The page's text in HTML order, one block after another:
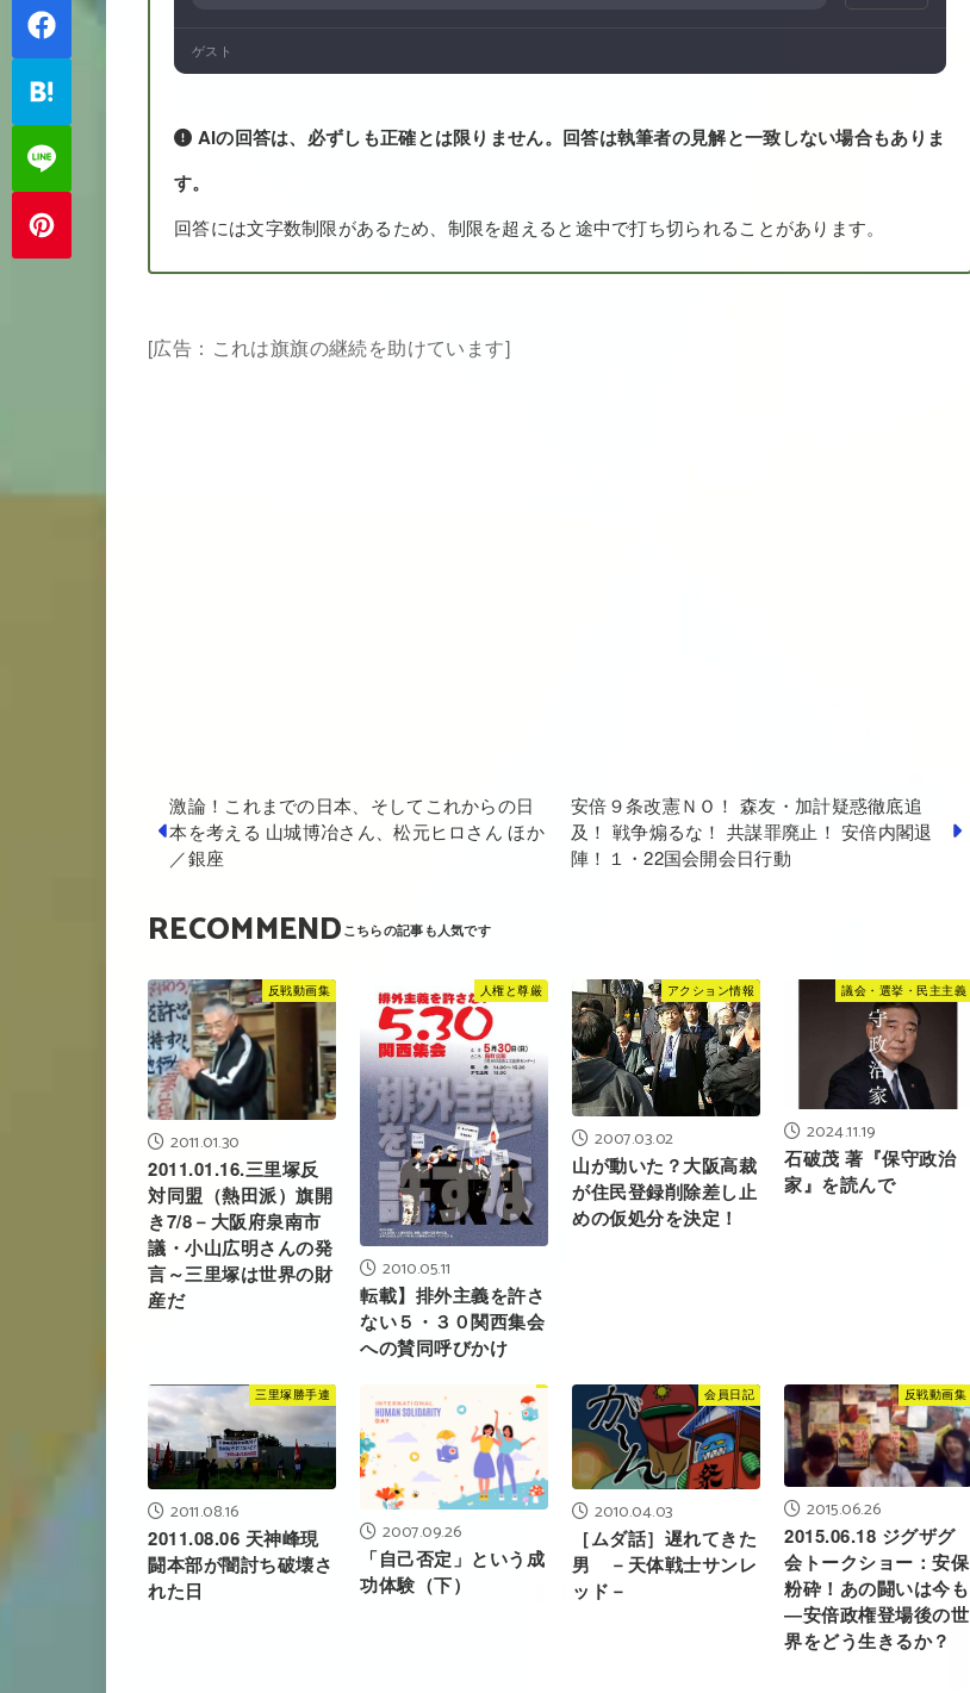
ゲスト
AIの回答は、必ずしも正確とは限りません。回答は執筆者の見解と一致しない場合もありま
す。
回答には文字数制限があるため、制限を超えると途中で打ち切られることがあります。
[広告：これは旗旗の継続を助けています]
安倍９条改憲ＮＯ！ 森友・加計疑惑徹底追
及！ 戦争煽るな！ 共謀罪廃止！ 安倍内閣退
陣！１・22国会開会日行動
激論！これまでの日本、そしてこれからの日
本を考える 山城博冶さん、松元ヒロさん ほか
／銀座
RECOMMEND
反戦動画集
2011.01.30
2011.01.16.三里塚反
対同盟（熱田派）旗開
き7/8－大阪府泉南市
議・小山広明さんの発
言～三里塚は世界の財
産だ
人権と尊厳
2010.05.11
転載】排外主義を許さ
ない５・３０関西集会
への賛同呼びかけ
アクション情報
2007.03.02
山が動いた？大阪高裁
が住民登録削除差し止
めの仮処分を決定！
議会・選挙・民主主義
2024.11.19
石破茂 著『保守政治
家』を読んで
三里塚勝手連
2011.08.16
2011.08.06 天神峰現
闘本部が闇討ち破壊さ
れた日
2007.09.26
「自己否定」という成
功体験（下）
会員日記
2010.04.03
［ムダ話］遅れてきた
男 －天体戦士サンレ
ッド－
反戦動画集
2015.06.26
2015.06.18 ジグザグ
会トークショー：安保
粉砕！あの闘いは今も
―安倍政権登場後の世
界をどう生きるか？